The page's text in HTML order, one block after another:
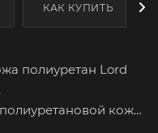
КАК КУПИТЬ
полиуретан Lord
кожи